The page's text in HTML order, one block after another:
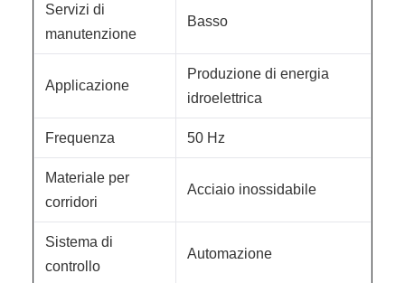
Servizi di
manutenzione
Basso
Applicazione
Produzione di energia
idroelettrica
Frequenza 50 Hz
Materiale per
corridori
Acciaio inossidabile
Sistema di
controllo
Automazione